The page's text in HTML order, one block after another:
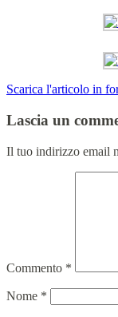
Scarica l'articolo in
Lascia un
Il tuo indirizzo email
Commento *
Nome *